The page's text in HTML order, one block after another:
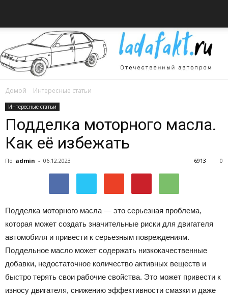
об
автомобилях
Лада
Домой Интересные статьи
Интересные статьи
Подделка моторного масла.
Как её избежать
По admin - 06.12.2023 0
6913
Подделка моторного масла — это серьезная проблема,
которая может создать значительные риски для двигателя
автомобиля и привести к серьезным повреждениям.
Поддельное масло может содержать низкокачественные
добавки, недостаточное количество активных веществ и
быстро терять свои рабочие свойства. Это может привести к
износу двигателя, снижению эффективности смазки и даже